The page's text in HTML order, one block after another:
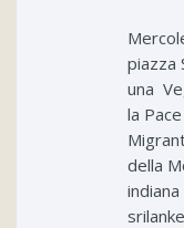
piazza
una
la
della